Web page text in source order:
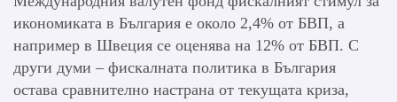
икономиката в България е около 2,4% от БВП, а
например в Швеция се оценява на 12% от БВП. С
други думи – фискалната политика в България
остава сравнително настрана от текущата криза,